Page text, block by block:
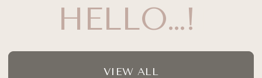
HELLO…!
VIEW ALL